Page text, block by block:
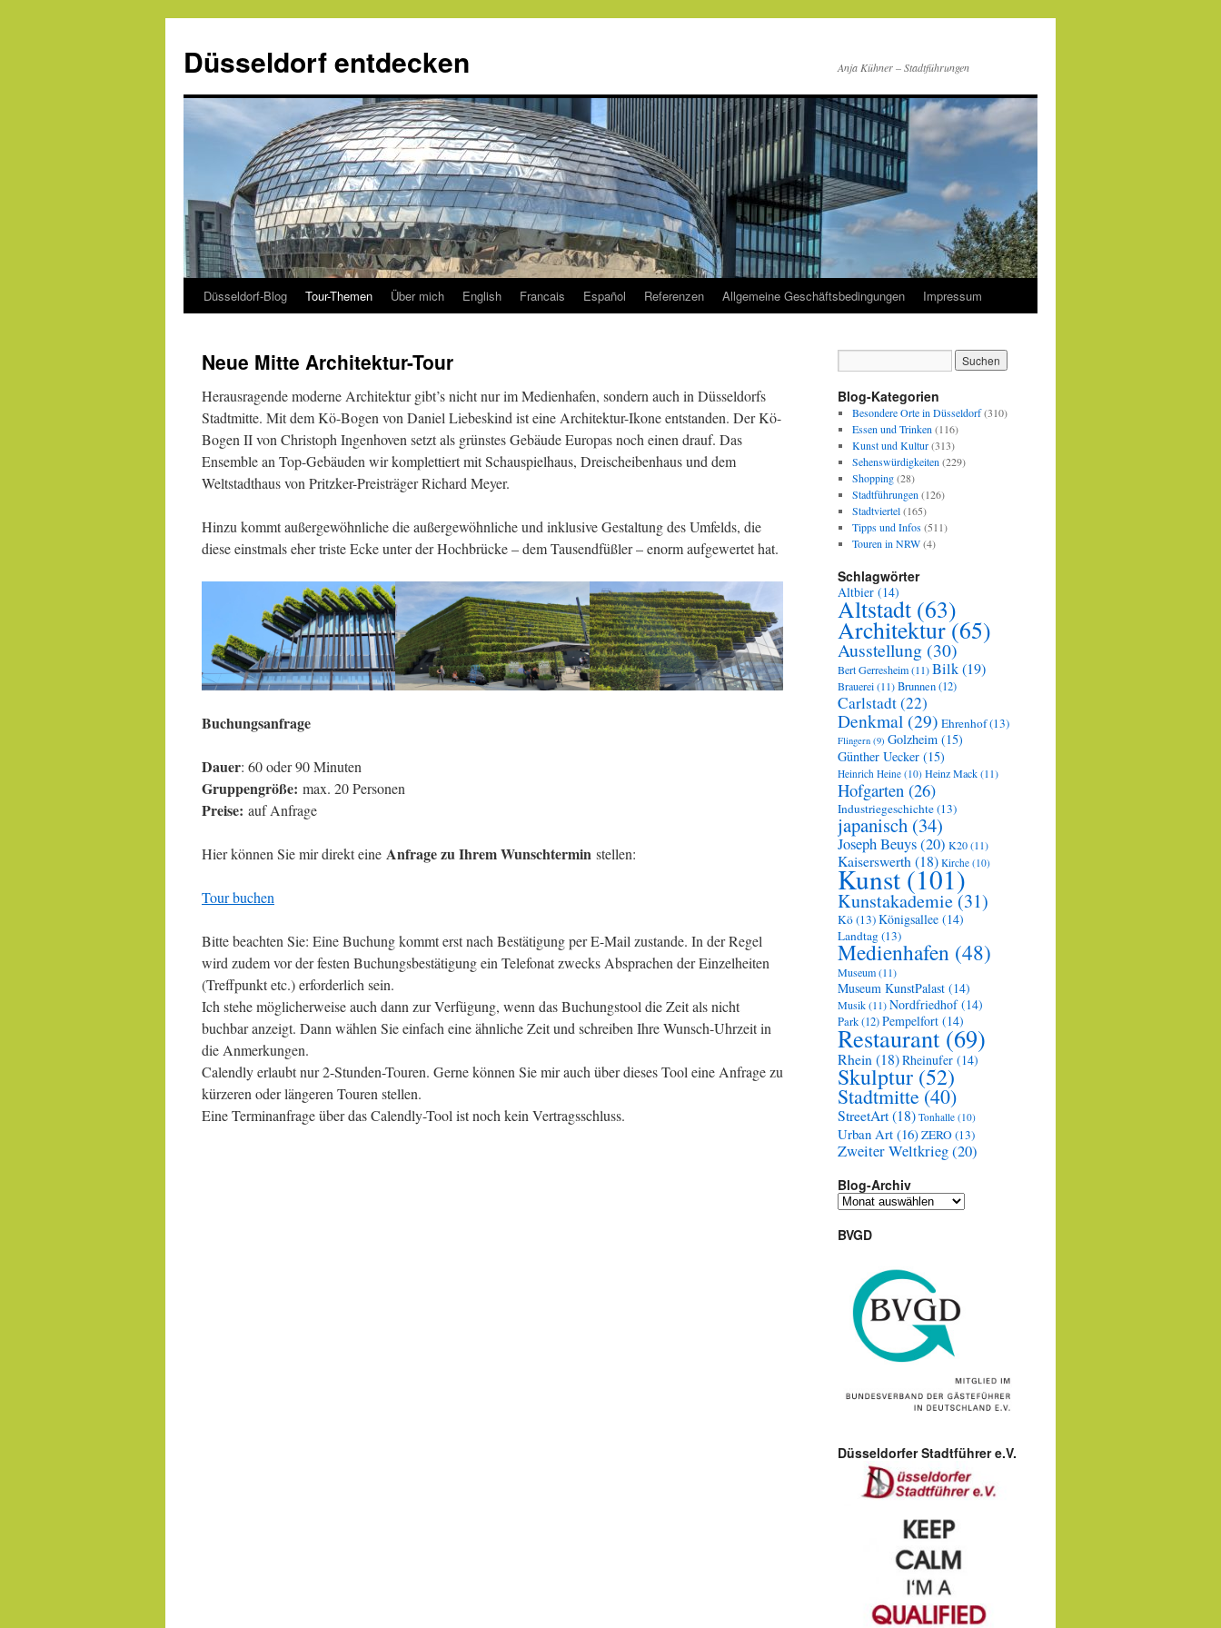
springen
Düsseldorf entdecken Anja Kühner – Stadtführungen
Düsseldorf-Blog Tour-Themen Über mich English Francais Español Referenzen Allgemeine Geschäftsbedingungen Impressum
Neue Mitte Architektur-Tour
Herausragende moderne Architektur gibt’s nicht nur im Medienhafen, sondern auch in Düsseldorfs
Stadtmitte. Mit dem Kö-Bogen von Daniel Liebeskind ist eine Architektur-Ikone entstanden. Der Kö-
Bogen II von Christoph Ingenhoven setzt als grünstes Gebäude Europas noch einen drauf. Das
Ensemble an Top-Gebäuden wir komplettiert mit Schauspielhaus, Dreischeibenhaus und dem
Weltstadthaus von Pritzker-Preisträger Richard Meyer.
Hinzu kommt außergewöhnliche die außergewöhnliche und inklusive Gestaltung des Umfelds, die
diese einstmals eher triste Ecke unter der Hochbrücke – dem Tausendfüßler – enorm aufgewertet hat.
Buchungsanfrage
Dauer: 60 oder 90 Minuten
Gruppengröße: max. 20 Personen
Preise: auf Anfrage
Hier können Sie mir direkt eine Anfrage zu Ihrem Wunschtermin stellen:
Tour buchen
Bitte beachten Sie: Eine Buchung kommt erst nach Bestätigung per E-Mail zustande. In der Regel
wird zudem vor der festen Buchungsbestätigung ein Telefonat zwecks Absprachen der Einzelheiten
(Treffpunkt etc.) erforderlich sein.
Ich stehe möglicherweise auch dann zur Verfügung, wenn das Buchungstool die Zeit als nicht
buchbar anzeigt. Dann wählen Sie einfach eine ähnliche Zeit und schreiben Ihre Wunsch-Uhrzeit in
die Anmerkungen.
Calendly erlaubt nur 2-Stunden-Touren. Gerne können Sie mir auch über dieses Tool eine Anfrage zu
kürzeren oder längeren Touren stellen.
Eine Terminanfrage über das Calendly-Tool ist noch kein Vertragsschluss.
Blog-Kategorien
Besondere Orte in Düsseldorf(310)
Essen und Trinken (116)
Kunst und Kultur(313)
Sehenswürdigkeiten (229)
Shopping(28)
Stadtführungen (126)
Stadtviertel(165)
Tipps und Infos(511)
Touren in NRW(4)
Schlagwörter
Altbier (14)
Altstadt (63)
Architektur(65)
Ausstellung (30)
Bert Gerresheim(11)Bilk(19)
Brauerei(11)Brunnen(12)
Carlstadt(22)
Denkmal (29) Ehrenhof(13)
Flingern (9) Golzheim (15)
Günther Uecker (15)
Heinrich Heine (10) Heinz Mack(11)
Hofgarten (26)
Industriegeschichte(13)
japanisch (34)
Joseph Beuys(20) K20(11)
Kaiserswerth (18) Kirche (10)
Kunst(101)
Kunstakademie(31)
Kö(13)Königsallee (14)
Landtag(13)
Medienhafen (48)
Museum(11)
Museum KunstPalast (14)
Musik(11)Nordfriedhof(14)
Park(12)Pempelfort (14)
Restaurant(69)
Rhein (18)Rheinufer (14)
Skulptur (52)
Stadtmitte(40)
StreetArt(18) Tonhalle (10)
Urban Art (16)ZERO(13)
Zweiter Weltkrieg(20)
Blog-Archiv
Blog-
BVGD
Düsseldorfer Stadtführer e.V.